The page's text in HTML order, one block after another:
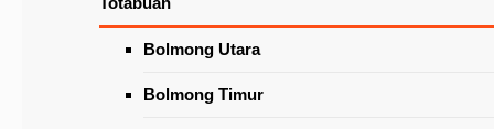
Bolmong Utara
Bolmong Timur
di Pasar Beriman Tomohon
Latest News